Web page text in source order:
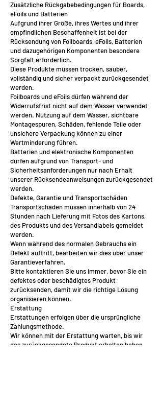
Zusätzliche Rückgabebedingungen für Boards,
eFoils und Batterien
Aufgrund ihrer Größe, ihres Wertes und ihrer
empfindlichen Beschaffenheit ist bei der
Rücksendung von Foilboards, eFoils, Batterien
und dazugehörigen Komponenten besondere
Sorgfalt erforderlich.
Diese Produkte müssen trocken, sauber,
vollständig und sicher verpackt zurückgesendet
werden.
Foilboards und eFoils dürfen während der
Widerrufsfrist nicht auf dem Wasser verwendet
werden. Nutzung auf dem Wasser, sichtbare
Montagespuren, Schäden, fehlende Teile oder
unsichere Verpackung können zu einer
Wertminderung führen.
Batterien und elektronische Komponenten
dürfen aufgrund von Transport- und
Sicherheitsanforderungen nur nach Erhalt
unserer Rücksendeanweisungen zurückgesendet
werden.
Defekte, Garantie und Transportschäden
Transportschäden müssen innerhalb von 24
Stunden nach Lieferung mit Fotos des Kartons,
des Produkts und des Versandlabels gemeldet
werden.
Wenn während des normalen Gebrauchs ein
Defekt auftritt, bearbeiten wir dies über unser
Garantieverfahren.
Bitte kontaktieren Sie uns immer, bevor Sie ein
defektes oder beschädigtes Produkt
zurücksenden, damit wir die richtige Lösung
organisieren können.
Erstattung
Erstattungen erfolgen über die ursprüngliche
Zahlungsmethode.
Wir können mit der Erstattung warten, bis wir
das zurückgesendete Produkt erhalten haben